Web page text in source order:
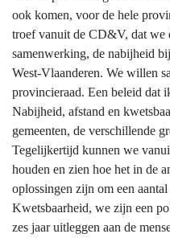
ook komen, voor de hele
troef vanuit de CD&V, dat we
samenwerking, de nabijheid
West-Vlaanderen. We willen
provincieraad. Een beleid dat
Nabijheid, afstand en
gemeenten, de verschillende
Tegelijkertijd kunnen we
houden en zien hoe het in de
oplossingen zijn om een
Kwetsbaarheid, we zijn een
zes jaar uitleggen aan de